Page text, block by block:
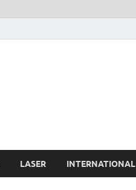
LASER INTERNATIONAL